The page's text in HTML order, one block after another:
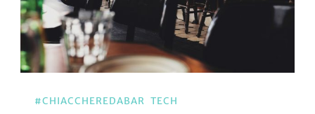
#CHIACCHEREDABAR TECH